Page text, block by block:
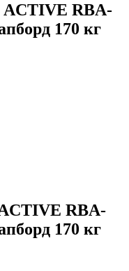
ACTIVE RBA-
170 кг
RBA-
170 кг